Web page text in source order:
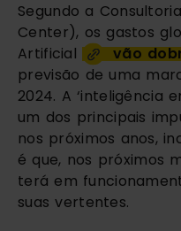
Segundo a
Center), os gastos
Artificial
vão
previsão de uma
2024. A ‘inteligência
um dos principais
nos próximos anos,
é que, nos próximos
terá em
suas vertentes.